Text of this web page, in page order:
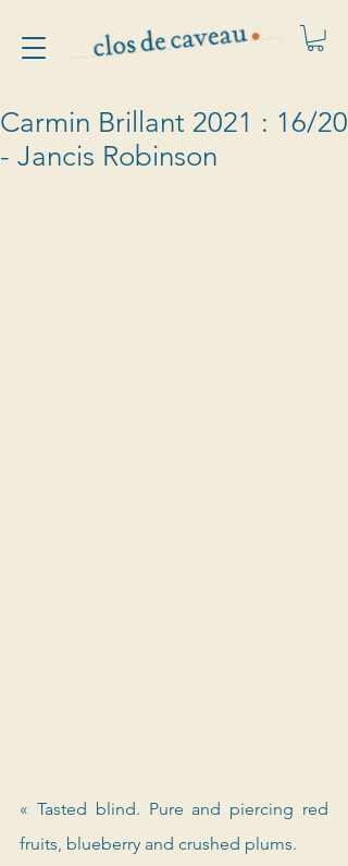
Carmin Brillant 2021 : 16/20
- Jancis Robinson
« Tasted blind. Pure and piercing red
fruits, blueberry and crushed plums.